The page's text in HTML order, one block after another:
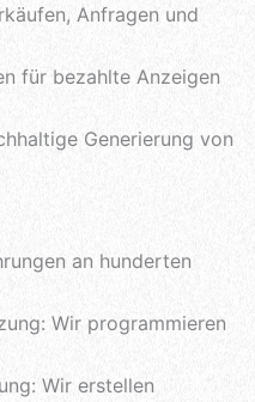
Anfragen und
für bezahlte Anzeigen
Generierung von
an hunderten
Wir programmieren
Wir erstellen